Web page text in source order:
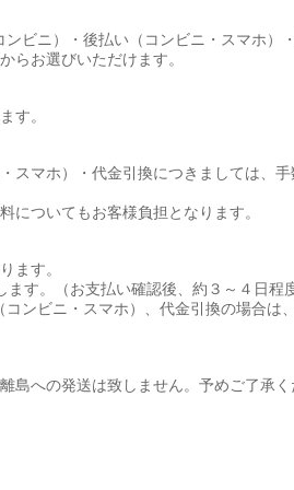
ビニ）・後払い（コンビニ・スマホ）
らお選びいただけます。
す。
スマホ）・代金引換につきましては、
についてもお客様負担となります。
ます。
す。（お支払い確認後、約３～４日程度
ンビニ・スマホ）、代金引換の場合は
島への発送は致しません。予めご了承く